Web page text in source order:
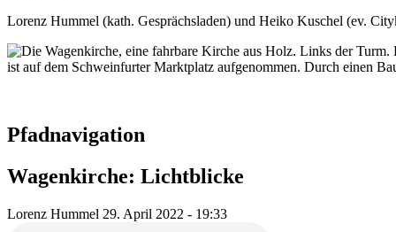
Lorenz Hummel (kath. Gesprächsladen) und Heiko Kuschel (ev.
Pfadnavigation
Wagenkirche: Lichtblicke
Lorenz Hummel 29. April 2022 - 19:33